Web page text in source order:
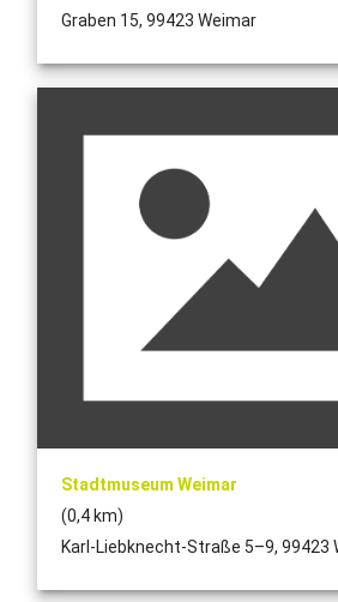
Graben 15, 99423 Weimar
Stadtmuseum Weimar
(0,4 km)
Karl-Liebknecht-Straße 5–9, 99423